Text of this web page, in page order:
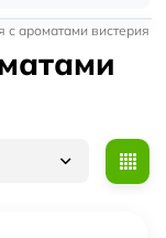
ароматами вистерия